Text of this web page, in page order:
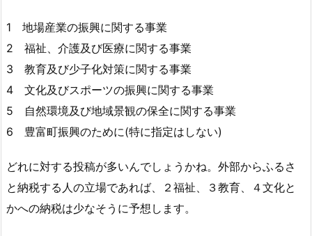
1 地場産業の振興に関する事業
2 福祉、介護及び医療に関する事業
3 教育及び少子化対策に関する事業
4 文化及びスポーツの振興に関する事業
5 自然環境及び地域景観の保全に関する事業
6 豊富町振興のために(特に指定はしない)
どれに対する投稿が多いんでしょうかね。外部からふるさ
と納税する人の立場であれば、２福祉、３教育、４文化と
かへの納税は少なそうに予想します。